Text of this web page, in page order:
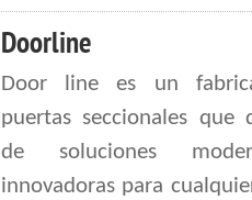
Doorline
Door line es un
puertas seccionales que
de soluciones
innovadoras para